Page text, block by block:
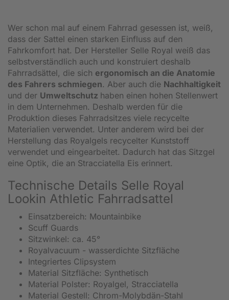
Wer schon mal auf einem Fahrrad gesessen ist, weiß,
dass der Sattel einen starken Einfluss auf den
Fahrkomfort hat. Der Hersteller Selle Royal weiß das
selbstverständlich auch und konstruiert deshalb
Fahrradsättel, die sich ergonomisch an die Anatomie
des Fahrers schmiegen. Aber auch die Nachhaltigkeit
und der Umweltschutz haben einen hohen Stellenwert
in dem Unternehmen. Deshalb werden für die
Produktion dieses Fahrradsitzes viele recycelte
Materialien verwendet. Unter anderem wird bei der
Herstellung das Royalgels recycelter Kunststoff
verwendet und eingearbeitet. Dadurch hat das Sitzgel
eine Optik, die an Stracciatella Eis erinnert.
Technische Details Selle Royal
Lookin Athletic Fahrradsattel
Einsatzbereich: Mountainbike
Scuff Guards
Sitzwinkel: ca. 45°
Royalvacuum - wasserdichte Sitzfläche
Integriertes Clipsystem
Material Sitzfläche: Synthetisch
Material Polster: Royalgel, Stracciatella
Material Gestell: Chrom-Molybdän-Stahl